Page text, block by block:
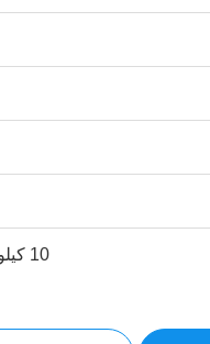
10 کیلو گرم در ماه